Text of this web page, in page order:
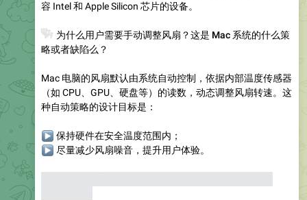
容 Intel 和 Apple Silicon 芯片的设备。
为什么用户需要手动调整风扇？这是 Mac 系统的什么策
略或者缺陷么？
Mac 电脑的风扇默认由系统自动控制，依据内部温度传感器
（如 CPU、GPU、硬盘等）的读数，动态调整风扇转速。这
种自动策略的设计目标是：
保持硬件在安全温度范围内；
尽量减少风扇噪音，提升用户体验。